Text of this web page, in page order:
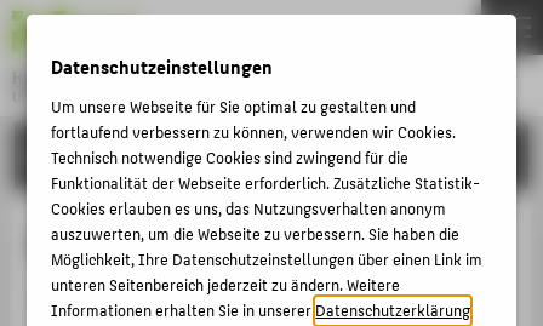
Hochschule für Technik und Wirtschaft Berlin
University of Applied Sciences
Menu
FORSCHUNG
Dreaming of Exhibition Graphics
Veranstaltungsbeitrag › Seminar/Workshop › 2025
THEMEN
HOCHSCHULE
CAMPUS
STUDIUM
LEHRE
Datenschutzeinstellungen
Um unsere Webseite für Sie optimal zu gestalten und
fortlaufend verbessern zu können, verwenden wir Cookies.
Technisch notwendige Cookies sind zwingend für die
Funktionalität der Webseite erforderlich. Zusätzliche Statistik-
Cookies erlauben es uns, das Nutzungsverhalten anonym
auszuwerten, um die Webseite zu verbessern. Sie haben die
Möglichkeit, Ihre Datenschutzeinstellungen über einen Link im
unteren Seitenbereich jederzeit zu ändern. Weitere
Informationen erhalten Sie in unsererDatenschutzerklärung